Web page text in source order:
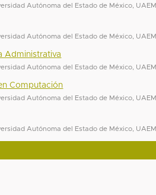
Autónoma del Estado de México, UAEM
Autónoma del Estado de México, UAEM
Administrativa
Autónoma del Estado de México, UAEM
Computación
Autónoma del Estado de México, UAEM
Autónoma del Estado de México, UAEM